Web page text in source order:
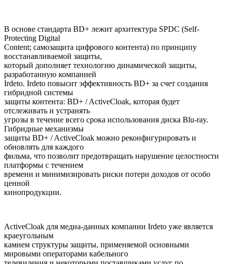
В основе стандарта BD+ лежит архитектура SPDC (Self-
Protecting Digital
Content; самозащита цифрового контента) по принципу
восстанавливаемой защиты,
который дополняет технологию динамической защиты,
разработанную компанией
Irdeto. Irdeto повысит эффективность BD+ за счет создания
гибридной системы
защиты контента: BD+ / ActiveCloak, которая будет
отслеживать и устранять
угрозы в течение всего срока использования диска Blu-ray.
Гибридные механизмы
защиты BD+ / ActiveCloak можно реконфигурировать и
обновлять для каждого
фильма, что позволит предотвращать нарушение целостности
платформы с течением
времени и минимизировать риски потери доходов от особо
ценной
кинопродукции.
ActiveCloak для медиа-данных компании Irdeto уже является
краеугольным
камнем структуры защиты, применяемой основными
мировыми операторами кабельного